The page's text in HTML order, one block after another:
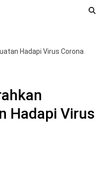
Hadapi Virus Corona
Hadapi Virus